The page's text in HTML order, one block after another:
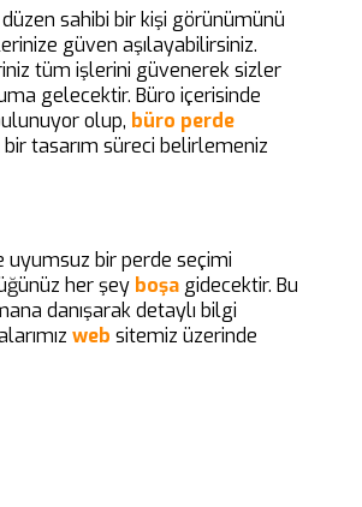
sahibi bir kişi görünümünü
güven aşılayabilirsiniz.
tüm işlerini güvenerek sizler
gelecektir. Büro içerisinde
olup, büro perde
tasarım süreci belirlemeniz
uyumsuz bir perde seçimi
her şey boşa gidecektir. Bu
danışarak detaylı bilgi
web sitemiz üzerinde